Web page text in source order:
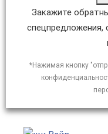
Закажите
спецпредложения,
*Нажимая кнопку